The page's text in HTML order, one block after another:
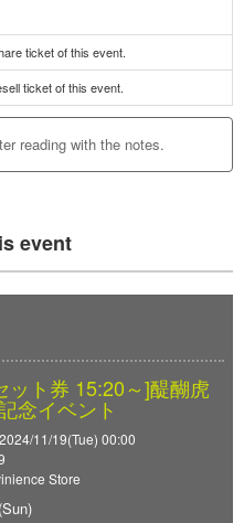
ticket of this event.
ticket of this event.
reading with the notes.
event
ット券 15:20～]醍醐虎
念イベント
11/19(Tue) 00:00
Store